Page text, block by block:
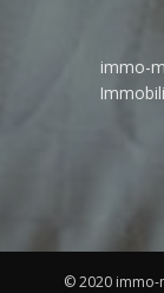
immo-
© 2020 immo-